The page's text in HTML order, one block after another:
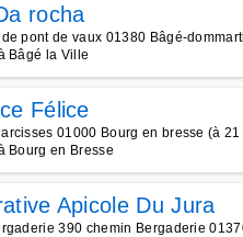
rocha
pont de vaux 01380 Bâgé-
Bâgé la Ville
Félice
01000 Bourg en bresse (à
Bourg en Bresse
Apicole Du Jura
390 chemin Bergaderie